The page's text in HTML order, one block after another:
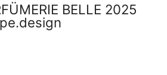
BELLE 2025